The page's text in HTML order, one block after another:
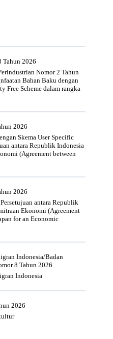
Tahun 2026
Nomor 2 Tahun
Bahan Baku dengan
Free Scheme dalam rangka
2026
Skema User Specific
antara Republik Indonesia
(Agreement between
2026
antara Republik
Ekonomi (Agreement
for an Economic
Indonesia/Badan
8 Tahun 2026
Indonesia
2026